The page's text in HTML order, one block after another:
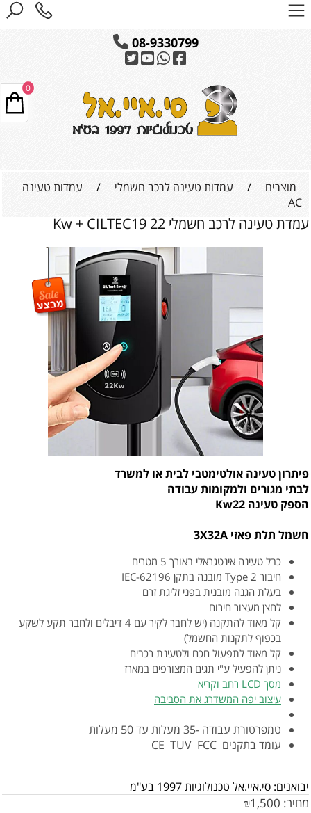
08-9330799
מוצרים / עמדות טעינה לרכב חשמלי /
עמדות טעינה
AC
עמדת טעינה לרכב חשמלי 22 Kw + CILTEC19
פיתרון טעינה אולטימטבי לבית או למשרד
לבתי מגורים ולמקומות עבודה
הספק טעינה Kw22
חשמל תלת פאזי 3X32A
כבל טעינה אינטגראלי באורך 5 מטרים
חיבור Type 2 מובנה בתקן IEC-62196
בעלת הגנה מובנית בפני זליגת זרם
לחצן מעצור חירום
קל מאוד להתקנה (יש לחבר לקיר עם 4 דיבלים ולחבר תקע לשקע
בכפוף לתקנות החשמל)
קל מאוד לתפעול חכם ולטעינת רכבים
ניתן להפעיל ע"י תגים המצורפים במארז
מסך LCD רחב וקריא
עיצוב יפה המשדרג את הסביבה
טמפרטורת עבודה -35 מעלות עד 50 מעלות
עומד בתקנים CE TUV FCC
יבואנים: סי.איי.אל טכנולוגיות 1997 בע"מ
מחיר: ₪1,500
0